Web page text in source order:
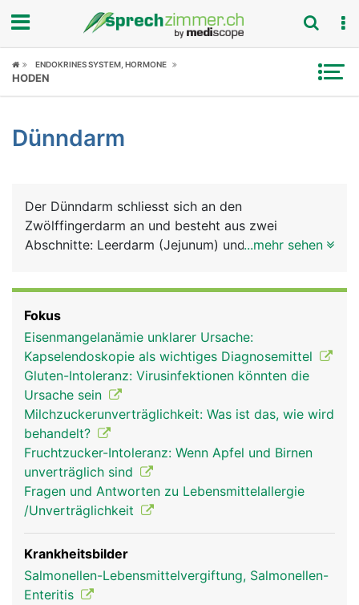
Fokus
Symptome
News
Rubriken
ENDOKRINES SYSTEM, HORMONE
HODEN
Dünndarm
Der Dünndarm schliesst sich an den
Zwölffingerdarm an und besteht aus zwei
Abschnitte: Leerdarm (Jejunum) und Krummdarm
ein. Im Dünndarm findet die eigentliche Verdauung
statt, das heisst, die Aufspaltung und Aufnahme
(Resorption) der Nährstoffe aus der Nahrung. Die
Innenseite des Dünndarms ist faltig und besitzt
unzählige kleine Ausstülpungen, die Darmzotten,
wodurch die Resorptionsfläche stark vergrössert
wird. Die Nährstoffe gelangen über die
Darmschleimhaut ins Blut und werden über die
Pfortader zur Leber transportiert.
...mehr sehen
Fokus
Eisenmangelanämie unklarer Ursache:
Kapselendoskopie als wichtiges Diagnosemittel
Gluten-Intoleranz: Virusinfektionen könnten die
Ursache sein
Milchzuckerunverträglichkeit: Was ist das, wie wird
behandelt?
Fruchtzucker-Intoleranz: Wenn Apfel und Birnen
unverträglich sind
Fragen und Antworten zu Lebensmittelallergie
/Unverträglichkeit
Krankheitsbilder
Salmonellen-Lebensmittelvergiftung, Salmonellen-
Enteritis